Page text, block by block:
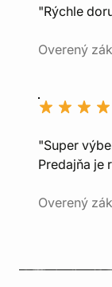
"Rýchle
Overený
"Super
Predajňa je
Overený